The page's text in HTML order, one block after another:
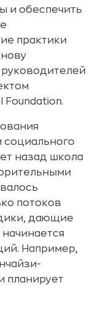
и обеспечить
практики
Foundation.
социального
назад школа
потоков
дающие
Например,
планирует